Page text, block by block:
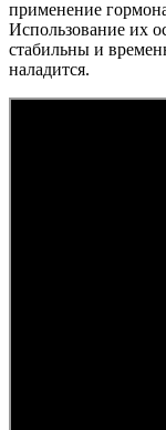
применение
Использование их
стабильны и
наладится.